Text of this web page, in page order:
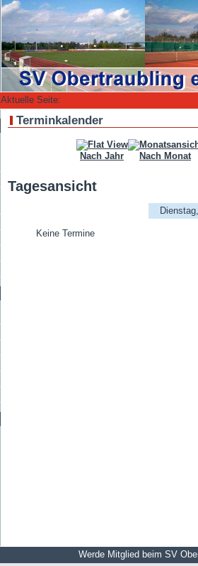
Aktuelle Seite:
Terminkalender
Nach Jahr Nach Monat
Tagesansicht
Keine Termine
Werde Mitglied beim SV